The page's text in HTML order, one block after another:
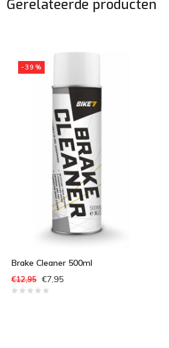
Gerelateerde producten
-39%
Brake Cleaner 500ml
€12,95 €7,95